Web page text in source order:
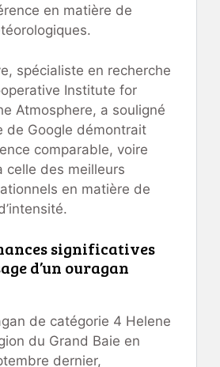
en matière de
spécialiste en recherche
Institute for
Atmosphere, a souligné
de Google démontrait
comparable, voire
celle des meilleurs
en matière de
significatives
d’un ouragan
de catégorie 4 Helene
du Grand Baie en
dernier,